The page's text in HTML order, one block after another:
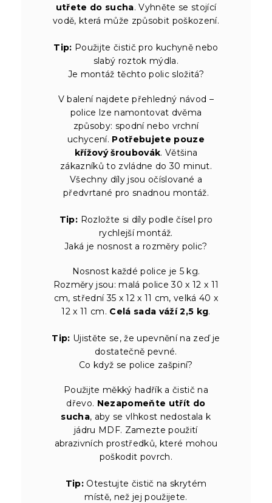
utřete do sucha. Vyhněte se stojící
vodě, která může způsobit poškození.
Tip: Použijte čistič pro kuchyně nebo
slabý roztok mýdla.
Je montáž těchto polic složitá?
V balení najdete přehledný návod –
police lze namontovat dvěma
způsoby: spodní nebo vrchní
uchycení. Potřebujete pouze
křížový šroubovák. Většina
zákazníků to zvládne do 30 minut.
Všechny díly jsou očíslované a
předvrtané pro snadnou montáž.
Tip: Rozložte si díly podle čísel pro
rychlejší montáž.
Jaká je nosnost a rozměry polic?
Nosnost každé police je 5 kg.
Rozměry jsou: malá police 30 x 12 x 11
cm, střední 35 x 12 x 11 cm, velká 40 x
12 x 11 cm. Celá sada váží 2,5 kg.
Tip: Ujistěte se, že upevnění na zeď je
dostatečně pevné.
Co když se police zašpiní?
Použijte měkký hadřík a čistič na
dřevo. Nezapomeňte utřít do
sucha, aby se vlhkost nedostala k
jádru MDF. Zamezte použití
abrazivních prostředků, které mohou
poškodit povrch.
Tip: Otestujte čistič na skrytém
místě, než jej použijete.